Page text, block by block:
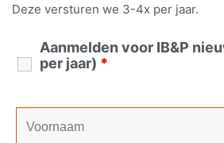
Deze versturen we 3-4x per jaar.
Aanmelden voor IB&P
per jaar) *